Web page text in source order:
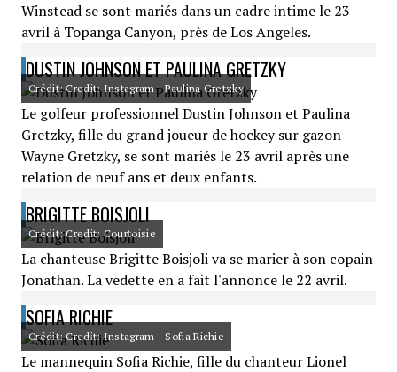
Winstead se sont mariés dans un cadre intime le 23
avril à Topanga Canyon, près de Los Angeles.
DUSTIN JOHNSON ET PAULINA GRETZKY
Crédit: Credit: Instagram - Paulina Gretzky
Le golfeur professionnel Dustin Johnson et Paulina
Gretzky, fille du grand joueur de hockey sur gazon
Wayne Gretzky, se sont mariés le 23 avril après une
relation de neuf ans et deux enfants.
BRIGITTE BOISJOLI
Crédit: Credit: Courtoisie
La chanteuse Brigitte Boisjoli va se marier à son copain
Jonathan. La vedette en a fait l'annonce le 22 avril.
SOFIA RICHIE
Crédit: Credit: Instagram - Sofia Richie
Le mannequin Sofia Richie, fille du chanteur Lionel